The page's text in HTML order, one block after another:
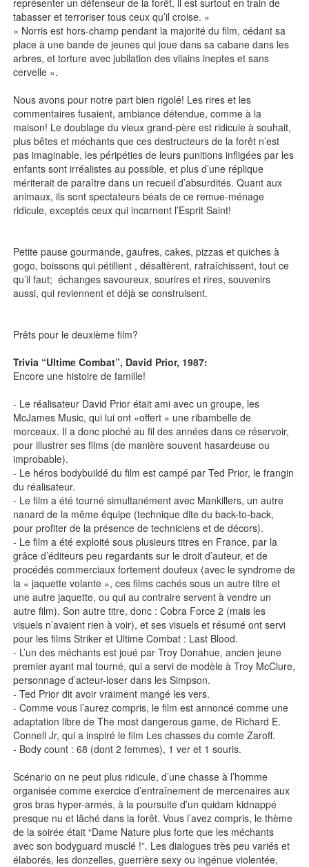
représenter un défenseur de la forêt, il est surtout en train de
tabasser et terroriser tous ceux qu’il croise. »
« Norris est hors-champ pendant la majorité du film, cédant sa
place à une bande de jeunes qui joue dans sa cabane dans les
arbres, et torture avec jubilation des vilains ineptes et sans
cervelle ».
Nous avons pour notre part bien rigolé! Les rires et les
commentaires fusaient, ambiance détendue, comme à la
maison! Le doublage du vieux grand-père est ridicule à souhait,
plus bêtes et méchants que ces destructeurs de la forêt n’est
pas imaginable, les péripéties de leurs punitions infligées par les
enfants sont irréalistes au possible, et plus d’une réplique
mériterait de paraître dans un recueil d’absurdités. Quant aux
animaux, ils sont spectateurs béats de ce remue-ménage
ridicule, exceptés ceux qui incarnent l’Esprit Saint!
Petite pause gourmande, gaufres, cakes, pizzas et quiches à
gogo, boissons qui pétillent , désaltèrent, rafraîchissent, tout ce
qu’il faut; échanges savoureux, sourires et rires, souvenirs
aussi, qui reviennent et déjà se construisent.
Prêts pour le deuxième film?
Trivia “Ultime Combat”, David Prior, 1987:
Encore une histoire de famille!
- Le réalisateur David Prior était ami avec un groupe, les
McJames Music, qui lui ont «offert » une ribambelle de
morceaux. Il a donc pioché au fil des années dans ce réservoir,
pour illustrer ses films (de manière souvent hasardeuse ou
improbable).
- Le héros bodybuildé du film est campé par Ted Prior, le frangin
du réalisateur.
- Le film a été tourné simultanément avec Mankillers, un autre
nanard de la même équipe (technique dite du back-to-back,
pour profiter de la présence de techniciens et de décors).
- Le film a été exploité sous plusieurs titres en France, par la
grâce d’éditeurs peu regardants sur le droit d’auteur, et de
procédés commerciaux fortement douteux (avec le syndrome de
la « jaquette volante », ces films cachés sous un autre titre et
une autre jaquette, ou qui au contraire servent à vendre un
autre film). Son autre titre, donc : Cobra Force 2 (mais les
visuels n’avaient rien à voir), et ses visuels et résumé ont servi
pour les films Striker et Ultime Combat : Last Blood.
- L’un des méchants est joué par Troy Donahue, ancien jeune
premier ayant mal tourné, qui a servi de modèle à Troy McClure,
personnage d’acteur-loser dans les Simpson.
- Ted Prior dit avoir vraiment mangé les vers.
- Comme vous l’aurez compris, le film est annoncé comme une
adaptation libre de The most dangerous game, de Richard E.
Connell Jr, qui a inspiré le film Les chasses du comte Zaroff.
- Body count : 68 (dont 2 femmes), 1 ver et 1 souris.
Scénario on ne peut plus ridicule, d’une chasse à l’homme
organisée comme exercice d’entraînement de mercenaires aux
gros bras hyper-armés, à la poursuite d’un quidam kidnappé
presque nu et lâché dans la forêt. Vous l’avez compris, le thème
de la soirée était “Dame Nature plus forte que les méchants
avec son bodyguard musclé !”. Les dialogues très peu variés et
élaborés, les donzelles, guerrière sexy ou ingénue violentée,